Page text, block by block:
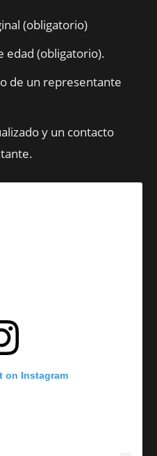
(obligatorio)
edad (obligatorio).
de un representante
y un contacto
on Instagram